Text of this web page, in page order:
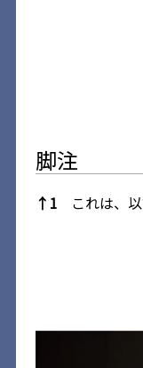
脚注
脚注
↑ 1 これは、